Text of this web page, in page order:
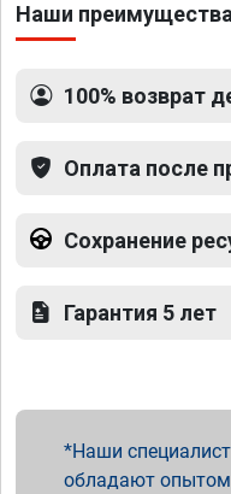
Наши преимущества
100% возврат
Оплата после
Сохранение
Гарантия 5 лет
Наши
обладают